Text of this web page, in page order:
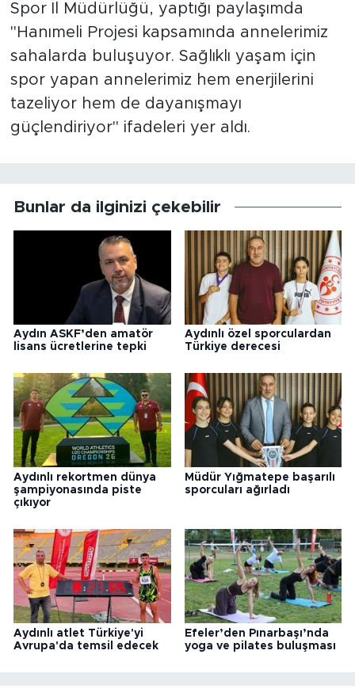
Spor İl Müdürlüğü, yaptığı paylaşımda
"Hanımeli Projesi kapsamında annelerimiz
sahalarda buluşuyor. Sağlıklı yaşam için
spor yapan annelerimiz hem enerjilerini
tazeliyor hem de dayanışmayı
güçlendiriyor" ifadeleri yer aldı.
Bunlar da ilginizi çekebilir
Aydın ASKF’den amatör
lisans ücretlerine tepki
Aydınlı özel sporculardan
Türkiye derecesi
Aydınlı rekortmen dünya
şampiyonasında piste
çıkıyor
Müdür Yığmatepe başarılı
sporcuları ağırladı
Aydınlı atlet Türkiye'yi
Avrupa'da temsil edecek
Efeler’den Pınarbaşı’nda
yoga ve pilates buluşması